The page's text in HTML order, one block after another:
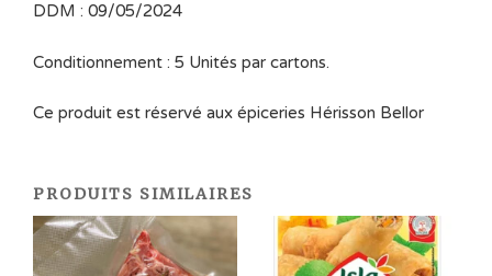
DDM : 09/05/2024
Conditionnement : 5 Unités par cartons.
Ce produit est réservé aux épiceries Hérisson Bellor
PRODUITS SIMILAIRES